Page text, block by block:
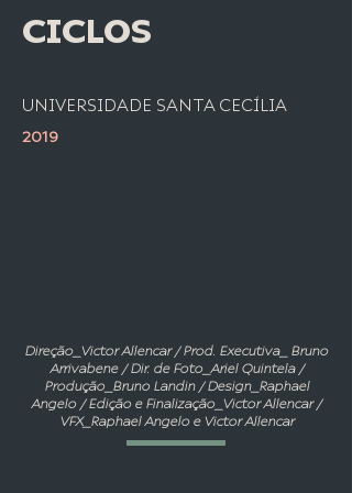
CICLOS
UNIVERSIDADE SANTA CECÍLIA
2019
Direção_Victor Allencar / Prod. Executiva_ Bruno
Arrivabene / Dir. de Foto_Ariel Quintela /
Produção_Bruno Landin / Design_Raphael
Angelo / Edição e Finalização_Victor Allencar /
VFX_Raphael Angelo e Victor Allencar